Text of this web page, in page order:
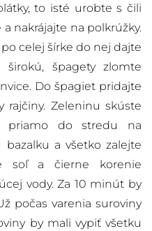
to isté urobte s čili
nakrájajte na polkrúžky.
celej šírke do nej dajte
špagety zlomte
Do špagiet pridajte
rajčiny. Zeleninu skúste
priamo do stredu na
bazalku a všetko zalejte
soľ a čierne korenie
vody. Za 10 minút by
počas varenia suroviny
by mali vypiť všetku